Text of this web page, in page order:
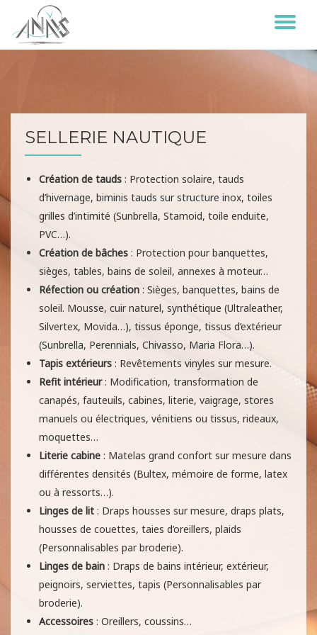
Aller
au
LA
SELLERIE NAUTIQUE
Création de tauds : Protection solaire, tauds
d’hivernage, biminis tauds sur structure inox, toiles
grilles d’intimité (Sunbrella, Stamoid, toile enduite,
PVC…).
Création de bâches : Protection pour banquettes,
sièges, tables, bains de soleil, annexes à moteur…
Réfection ou création : Sièges, banquettes, bains de
soleil. Mousse, cuir naturel, synthétique (Ultraleather,
Silvertex, Movida…), tissus éponge, tissus d’extérieur
(Sunbrella, Perennials, Chivasso, Maria Flora…).
Tapis extérieurs : Revêtements vinyles sur mesure.
Refit intérieur: Modification, transformation de
canapés, fauteuils, cabines, literie, vaigrage, stores
manuels ou électriques, vénitiens ou tissus, rideaux,
moquettes…
Literie cabine : Matelas grand confort sur mesure dans
différentes densités (Bultex, mémoire de forme, latex
ou à ressorts…).
Linges de lit : Draps housses sur mesure, draps plats,
housses de couettes, taies d’oreillers, plaids
(Personnalisables par broderie).
Linges de bain : Draps de bains intérieur, extérieur,
peignoirs, serviettes, tapis (Personnalisables par
broderie).
Accessoires : Oreillers, coussins…